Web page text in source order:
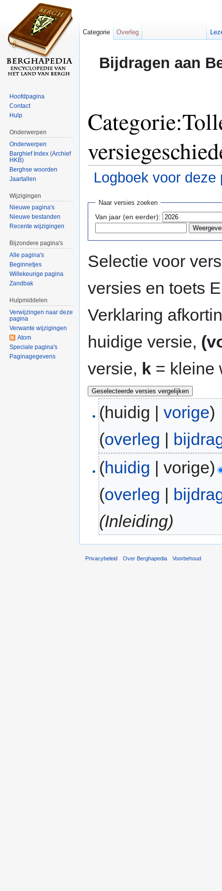
Bijdragen aan
Logboek voor deze
Naar versies zoeken
Van jaar (en eerder):
Selectie voor
versies en toets
Verklaring
huidige versie,
versie, k = kleine
(huidig |vorige)
(overleg |
(huidig | vorige)
(overleg
(Inleiding)
Categorie Overleg
Hoofdpagina
Contact
Hulp
Onderwerpen
Onderwerpen
Barghief Index (Archief
HKB)
Berghse woorden
Jaartallen
Wijzigingen
Nieuwe pagina's
Nieuwe bestanden
Recente wijzigingen
Bijzondere pagina's
Alle pagina's
Beginnetjes
Willekeurige pagina
Zandbak
Hulpmiddelen
Verwijzingen naar deze
pagina
Verwante wijzigingen
Atom
Speciale pagina's
Paginagegevens
Privacybeleid Over Berghapedia Voorbehoud